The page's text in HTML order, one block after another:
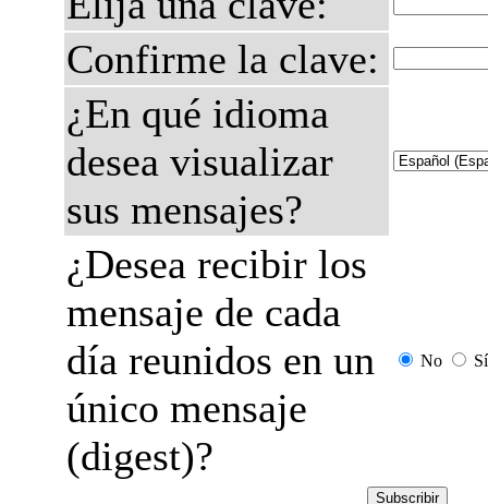
Confirme la clave:
¿En qué idioma
desea visualizar
sus mensajes?
¿Desea recibir los
mensaje de cada
día reunidos en un
único mensaje
(digest)?
No Sí